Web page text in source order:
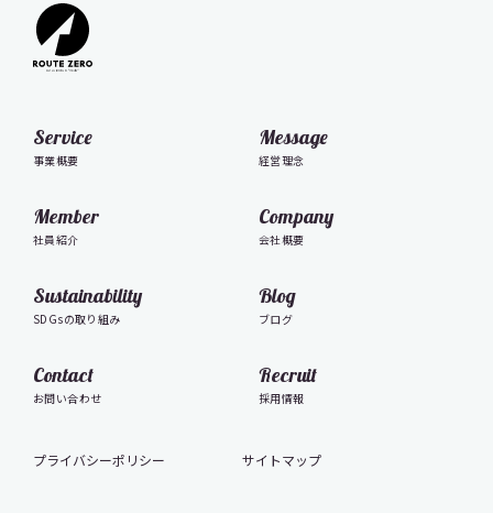
Service
事業概要
Message
経営理念
Member
社員紹介
Company
会社概要
Sustainability
SDGsの取り組み
Blog
ブログ
Contact
お問い合わせ
Recruit
採用情報
プライバシーポリシー サイトマップ